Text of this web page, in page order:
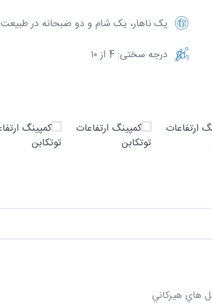
یک ناهار، یک شام و دو صبحانه در طبیعت
درجه سختی: 4 از ۱۰
هاي هيرکاني